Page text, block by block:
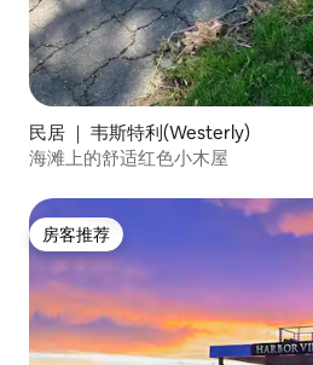
民居 ｜ 韦斯特利(Westerly)
海滩上的舒适红色小木屋
房客推荐
房客推荐